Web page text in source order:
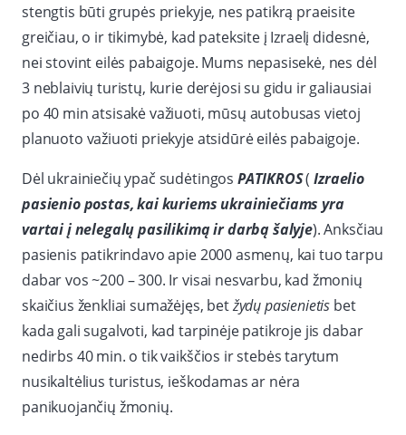
stengtis būti grupės priekyje, nes patikrą praeisite
greičiau, o ir tikimybė, kad pateksite į Izraelį didesnė,
nei stovint eilės pabaigoje. Mums nepasisekė, nes dėl
3 neblaivių turistų, kurie derėjosi su gidu ir galiausiai
po 40 min atsisakė važiuoti, mūsų autobusas vietoj
planuoto važiuoti priekyje atsidūrė eilės pabaigoje.
Dėl ukrainiečių ypač sudėtingos PATIKROS(Izraelio
pasienio postas, kai kuriems ukrainiečiams yra
vartai į nelegalų pasilikimą ir darbą šalyje). Anksčiau
pasienis patikrindavo apie 2000 asmenų, kai tuo tarpu
dabar vos ~200 – 300. Ir visai nesvarbu, kad žmonių
skaičius ženkliai sumažėjęs, betžydų pasienietis bet
kada gali sugalvoti, kad tarpinėje patikroje jis dabar
nedirbs 40 min. o tik vaikščios ir stebės tarytum
nusikaltėlius turistus, ieškodamas ar nėra
panikuojančių žmonių.